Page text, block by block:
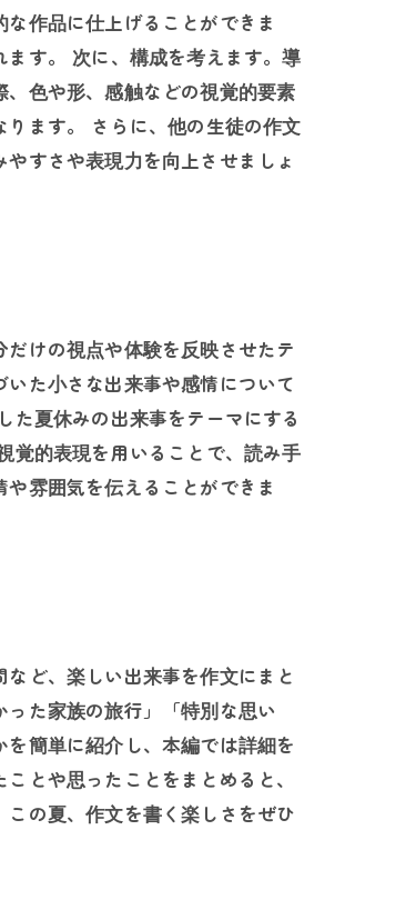
作品に仕上げることができま
す。 次に、構成を考えます。導
色や形、感触などの視覚的要素
ます。 さらに、他の生徒の作文
すさや表現力を向上させましょ
けの視点や体験を反映させたテ
た小さな出来事や感情について
夏休みの出来事をテーマにする
覚的表現を用いることで、読み手
雰囲気を伝えることができま
ど、楽しい出来事を作文にまと
た家族の旅行」「特別な思い
簡単に紹介し、本編では詳細を
とや思ったことをまとめると、
の夏、作文を書く楽しさをぜひ